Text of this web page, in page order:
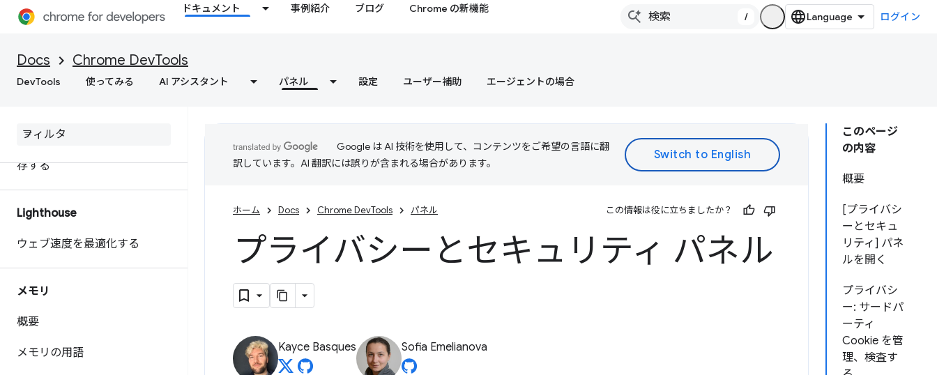
ドキュメント 事例紹介 ブログ Chrome の新機能
/ ログイン
Docs Chrome DevTools
DevTools 使ってみる AI アシスタント パネル 設定 ユーザー補助 エージェントの場合
extensibility API を使用してパ
マイズする
ウェブサイトのパフォーマンス
存する
Lighthouse
ウェブ速度を最適化する
メモリ
概要
メモリの用語
このページ
の内容
概要
[プライバシ
ーとセキュ
リティ] パネ
ルを開く
プライバシ
ー: サードパ
ーティ
Cookie を管
理、検査す
Google は AI 技術を使用して、コンテンツをご希望の言語に翻
訳しています。AI 翻訳には誤りが含まれる場合があります。
ホーム Docs Chrome DevTools パネル この情報は役に立ちましたか？
プライバシーとセキュリティ パネル
Kayce Basques Sofia Emelianova